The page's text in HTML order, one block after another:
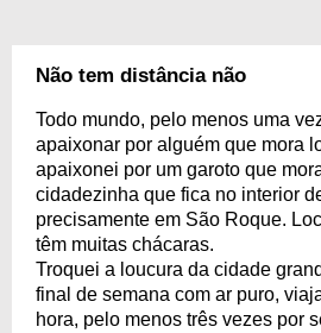
Não tem distância não
Todo mundo, pelo menos uma
apaixonar por alguém que mora
apaixonei por um garoto que
cidadezinha que fica no interior
precisamente em São Roque.
têm muitas chácaras.
Troquei a loucura da cidade
final de semana com ar puro,
hora, pelo menos três vezes por